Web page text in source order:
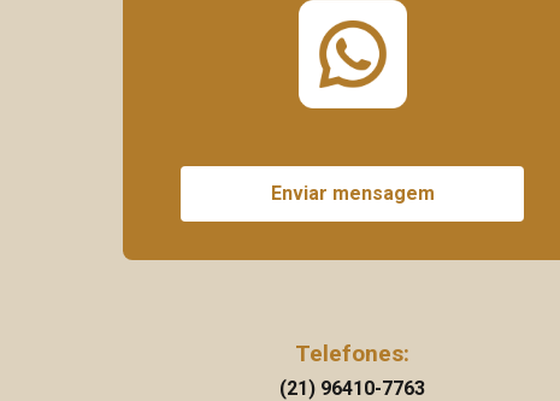
Enviar mensagem
Telefones:
(21) 96410-7763